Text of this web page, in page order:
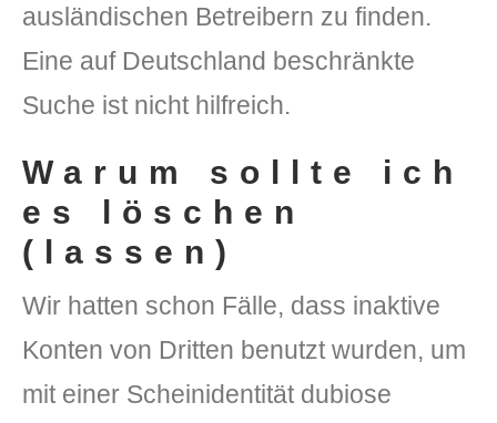
ausländischen Betreibern zu finden.
Eine auf Deutschland beschränkte
Suche ist nicht hilfreich.
Warum sollte ich
es löschen
(lassen)
Wir hatten schon Fälle, dass inaktive
Konten von Dritten benutzt wurden, um
mit einer Scheinidentität dubiose